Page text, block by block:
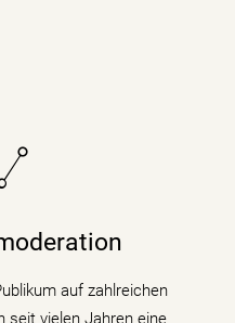
auf zahlreichen
seit vielen Jahren eine
(Digitalisierung
Podiumsdiskussionen